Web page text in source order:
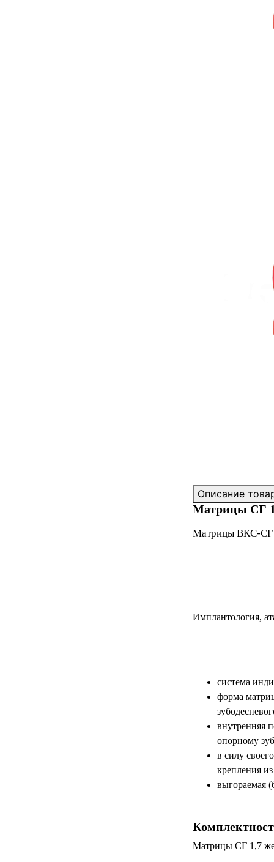
Описание
Матрицы СГ
Матрицы ВКС-СГ
Имплантология,
система
форма
внутренняя
опорному
в силу
крепления
выгораемая
Матрицы СГ 1,7